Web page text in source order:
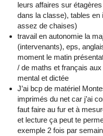
leurs affaires sur
dans la classe), tables en
assez de chaises)
travail en autonomie la
(intervenants), eps,
moment le matin
/ de maths et français
mental et dictée
J’ai bcp de matériel
imprimés du net car j’ai
faut faire au fur et à
et lecture ça peut te
exemple 2 fois par